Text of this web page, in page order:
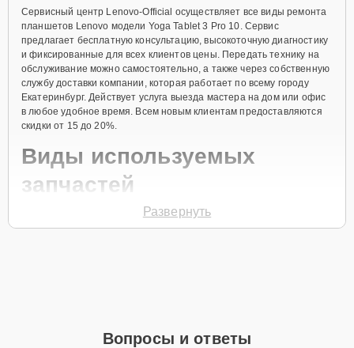
Сервисный центр Lenovo-Official осуществляет все виды ремонта
планшетов Lenovo модели Yoga Tablet 3 Pro 10. Сервис
предлагает бесплатную консультацию, высокоточную диагностику
и фиксированные для всех клиентов цены. Передать технику на
обслуживание можно самостоятельно, а также через собственную
службу доставки компании, которая работает по всему городу
Екатеринбург. Действует услуга выезда мастера на дом или офис
в любое удобное время. Всем новым клиентам предоставляются
скидки от 15 до 20%.
Виды используемых
запчастей
Для ремонта планшета модели Yoga Tablet 3 Pro 10 предлагаются
активное использование устройства дольше
Развернуть
Вопросы и ответы